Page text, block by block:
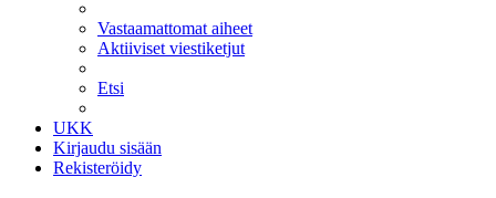
Vastaamattomat aiheet
Aktiiviset viestiketjut
Etsi
UKK
Kirjaudu sisään
Rekisteröidy